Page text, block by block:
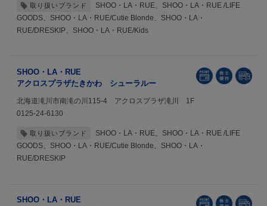
取り扱いブランド
SHOO・LA・RUE、SHOO・LA・RUE /LIFE
GOODS、SHOO・LA・RUE/Cutie Blonde、SHOO・LA・
RUE/DRESKIP、SHOO・LA・RUE/Kids
SHOO・LA・RUE
アクロスプラザたきかわ シューラルー
北海道滝川市南滝の川115-4 アクロスプラザ滝川 1F
0125-24-6130
取り扱いブランド
SHOO・LA・RUE、SHOO・LA・RUE /LIFE
GOODS、SHOO・LA・RUE/Cutie Blonde、SHOO・LA・
RUE/DRESKIP
SHOO・LA・RUE